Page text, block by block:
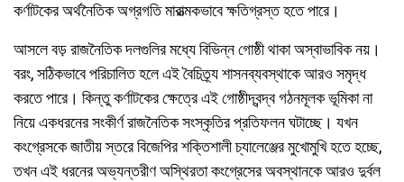
কর্ণাটকের অর্থনৈতিক অগ্রগতি মারাত্মকভাবে ক্ষতিগ্রস্ত হতে পারে।
আসলে বড় রাজনৈতিক দলগুলির মধ্যে বিভিন্ন গোষ্ঠী থাকা অস্বাভাবিক নয়।
বরং, সঠিকভাবে পরিচালিত হলে এই বৈচিত্র্য শাসনব্যবস্থাকে আরও সমৃদ্ধ
করতে পারে। কিন্তু কর্ণাটকের ক্ষেত্রে এই গোষ্ঠীদ্বন্দ্ব গঠনমূলক ভূমিকা না
নিয়ে একধরনের সংকীর্ণ রাজনৈতিক সংস্কৃতির প্রতিফলন ঘটাচ্ছে। যখন
কংগ্রেসকে জাতীয় স্তরে বিজেপির শক্তিশালী চ্যালেঞ্জের মুখোমুখি হতে হচ্ছে,
তখন এই ধরনের অভ্যন্তরীণ অস্থিরতা কংগ্রেসের অবস্থানকে আরও দুর্বল